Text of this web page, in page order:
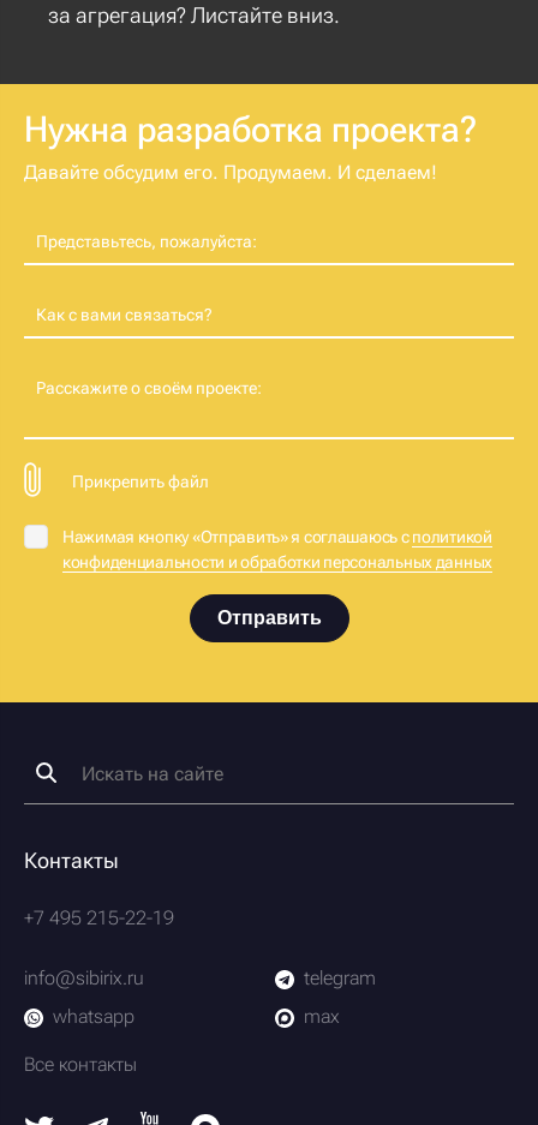
за агрегация? Листайте вниз.
Нужна разработка проекта?
Давайте обсудим его. Продумаем. И сделаем!
Представьтесь, пожалуйста:
Как с вами связаться?
Расскажите о своём проекте:
Прикрепить файл
Нажимая кнопку «Отправить» я соглашаюсь сполитикой
конфиденциальности и обработки персональных данных
Отправить
Контакты
+7 495 215-22-19
info@sibirix.ru
telegram
whatsapp
max
Все контакты